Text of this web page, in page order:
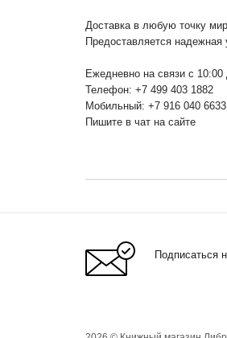
Доставка в любую точку
Предоставляется надежная
Ежедневно на связи с
Телефон: +7 499 403 1882
Мобильный: +7 916 040
Пишите в чат на сайте
Подписаться